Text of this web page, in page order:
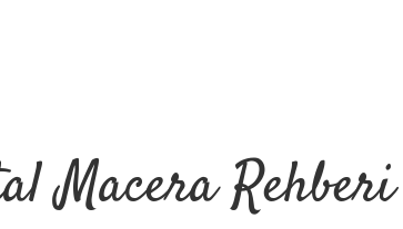
Macera Rehberi